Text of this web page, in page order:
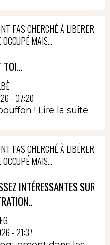
PAS CHERCHÉ À LIBÉRER
MAIS...
TOI...
- 07:20
! Lire la suite
PAS CHERCHÉ À LIBÉRER
MAIS...
INTÉRESSANTES SUR
- 21:37